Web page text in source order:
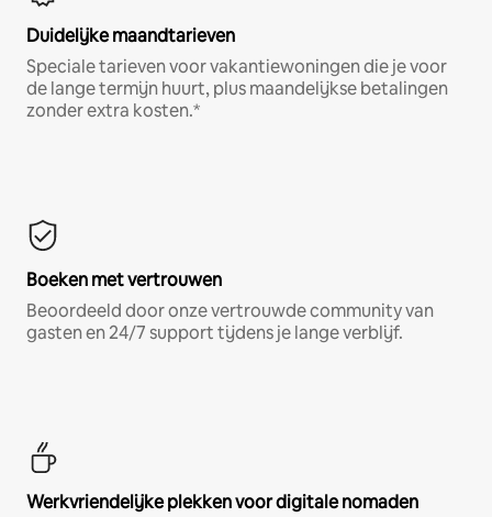
Duidelijke maandtarieven
Speciale tarieven voor vakantiewoningen die je voor
de lange termijn huurt, plus maandelijkse betalingen
zonder extra kosten.*
Boeken met vertrouwen
Beoordeeld door onze vertrouwde community van
gasten en 24/7 support tijdens je lange verblijf.
Werkvriendelijke plekken voor digitale nomaden